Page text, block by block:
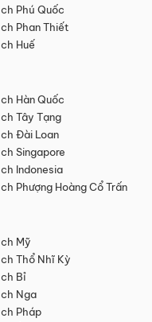
Phú Quốc
Phan Thiết
Huế
Hàn Quốc
Tây Tạng
Đài Loan
Singapore
Indonesia
Phượng Hoàng Cổ Trấn
Mỹ
Thổ Nhĩ Kỳ
Bỉ
Nga
Pháp